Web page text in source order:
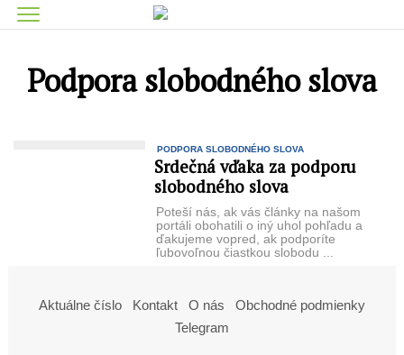
Podpora slobodného slova
PODPORA SLOBODNÉHO SLOVA
Srdečná vďaka za podporu
slobodného slova
Poteší nás, ak vás články na našom
portáli obohatili o iný uhol pohľadu a
ďakujeme vopred, ak podporíte
ľubovoľnou čiastkou slobodu ...
Aktuálne číslo Kontakt O nás
Obchodné podmienky
Telegram